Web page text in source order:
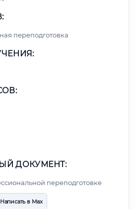
переподготовка
ДОКУМЕНТ:
переподготовке
Написать в Max